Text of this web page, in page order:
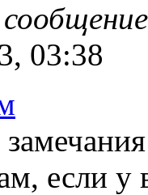
03:38
если у